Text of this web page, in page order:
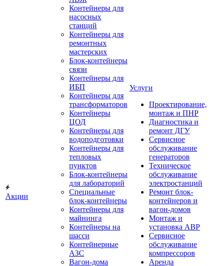
Акции
Контейнеры для
насосных
станций
Контейнеры для
ремонтных
мастерских
Блок-контейнеры
связи
Контейнеры для
ИБП
Контейнеры для
трансформаторов
Контейнеры
ЦОД
Контейнеры для
водоподготовки
Контейнеры для
тепловых
пунктов
Блок-контейнеры
для лабораторий
Специальные
блок-контейнеры
Контейнеры для
майнинга
Контейнеры на
шасси
Контейнерные
АЗС
Вагон-дома
Услуги
Проектирование,
монтаж и ПНР
Диагностика и
ремонт ДГУ
Сервисное
обслуживание
генераторов
Техническое
обслуживание
электростанций
Ремонт блок-
контейнеров и
вагон-домов
Монтаж и
установка АВР
Сервисное
обслуживание
компрессоров
Аренда